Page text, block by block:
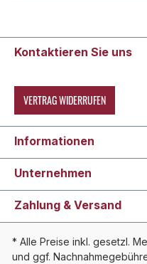
Kontaktieren Sie uns
VERTRAG WIDERRUFEN
Informationen
Unternehmen
Zahlung & Versand
* Alle Preise inkl. gesetzl.
und ggf.